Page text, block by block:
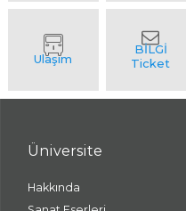
Üniversite
Hakkında